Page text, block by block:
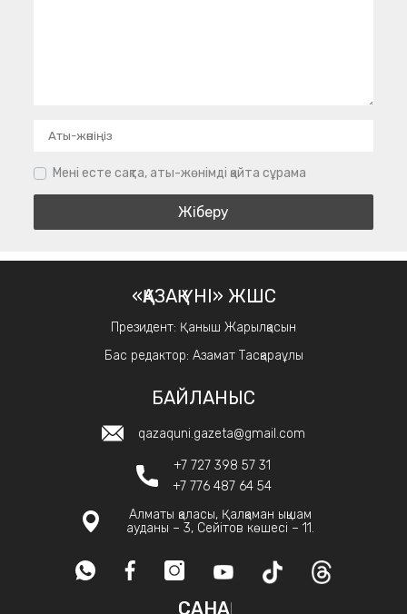
Мені есте сақта, аты-жөнімді қайта сұрама
«ҚАЗАҚ ҮНІ» ЖШС
Президент: Қаныш Жарылқасын
Бас редактор: Азамат Тасқараұлы
БАЙЛАНЫС
qazaquni.gazeta@gmail.com
+7 727 398 57 31
+7 776 487 64 54
Алматы қаласы, Қалқаман ықшам
ауданы – 3, Сейітов көшесі – 11.
САНАҚ